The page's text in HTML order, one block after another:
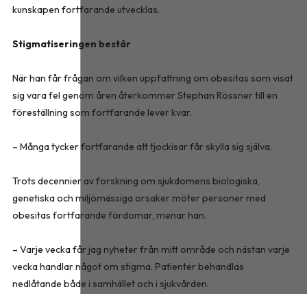
kunskapen fortfarande utvecklas.
Stigmatiseringen består
När han får frågan om vilken uppfattning om obesitas som visat
sig vara fel genom åren återkommer Stephan Rössner till en
föreställning som fortfarande lever kvar.
– Många tycker fortfarande att tjockisar får skylla sig själva.
Trots decennier av forskning om sjukdomens biologiska,
genetiska och miljömässiga orsaker möter personer med
obesitas fortfarande fördomar, menar han.
– Varje vecka får jag nyheter från mitt område och nästan varje
vecka handlar något om stigma. Patienter behandlas
nedlåtande både i samhället och i sjukvården.